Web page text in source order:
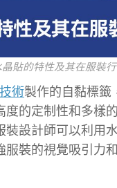
晶貼的特性及其在服裝
術製作的自黏標籤
度的定制性和多樣
裝設計師可以利用
裝的視覺吸引力